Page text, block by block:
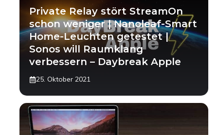
Private Relay stört StreamOn
schon weniger | Nanoleaf-Smart
Home-Leuchten getestet |
Sonos will Raumklang
verbessern – Daybreak Apple
25. Oktober 2021